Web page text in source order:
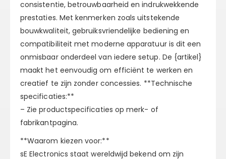
consistentie, betrouwbaarheid en indrukwekkende
prestaties. Met kenmerken zoals uitstekende
bouwkwaliteit, gebruiksvriendelijke bediening en
compatibiliteit met moderne apparatuur is dit een
onmisbaar onderdeel van iedere setup. De {artikel}
maakt het eenvoudig om efficiënt te werken en
creatief te zijn zonder concessies. **Technische
specificaties:**
– Zie productspecificaties op merk- of
fabrikantpagina.
**Waarom kiezen voor:**
sE Electronics staat wereldwijd bekend om zijn